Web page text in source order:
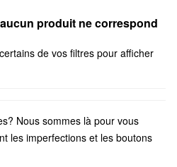
produit ne correspond
de vos filtres pour afficher
Nous sommes là pour vous
les imperfections et les boutons